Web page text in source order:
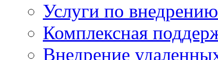
Услуги по внедрению
Комплексная
Внедрение